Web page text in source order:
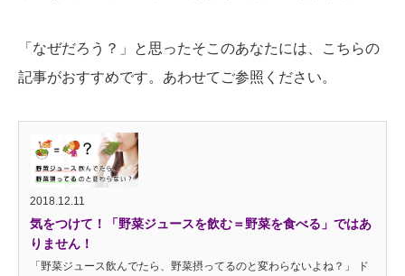
「なぜだろう？」と思ったそこのあなたには、こちらの
記事がおすすめです。あわせてご参照ください。
2018.12.11
気をつけて！「野菜ジュースを飲む＝野菜を食べる」ではあ
りません！
「野菜ジュース飲んでたら、野菜摂ってるのと変わらないよね？」 ド